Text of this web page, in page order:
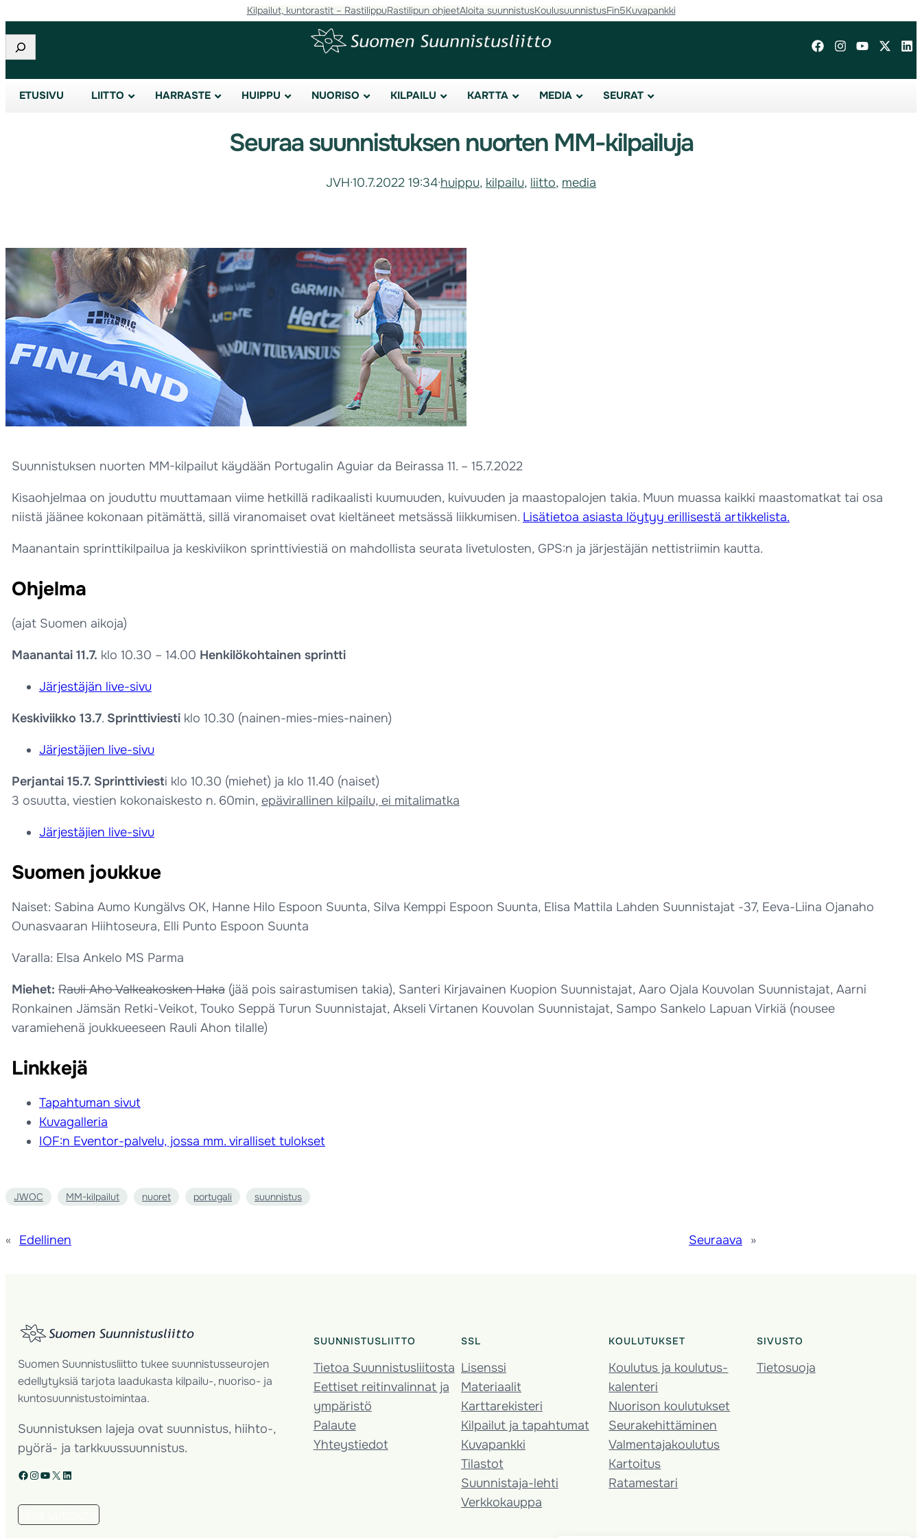
Kilpailut, kuntorastit – RastilippuRastilipun ohjeetAloita suunnistusKoulusuunnistusFin5Kuvapankki
Etsi
ETUSIVU LIITTO HARRASTE HUIPPU NUORISO KILPAILU KARTTA MEDIA SEURAT
Seuraa suunnistuksen nuorten MM-kilpailuja
JVH·10.7.2022 19:34·huippu, kilpailu, liitto, media
Suunnistuksen nuorten MM-kilpailut käydään Portugalin Aguiar da Beirassa 11. – 15.7.2022
Kisaohjelmaa on jouduttu muuttamaan viime hetkillä radikaalisti kuumuuden, kuivuuden ja maastopalojen takia. Muun muassa kaikki maastomatkat tai osa
niistä jäänee kokonaan pitämättä, sillä viranomaiset ovat kieltäneet metsässä liikkumisen. Lisätietoa asiasta löytyy erillisestä artikkelista.
Maanantain sprinttikilpailua ja keskiviikon sprinttiviestiä on mahdollista seurata livetulosten, GPS:n ja järjestäjän nettistriimin kautta.
Ohjelma
(ajat Suomen aikoja)
Maanantai 11.7. klo 10.30 – 14.00 Henkilökohtainen sprintti
Järjestäjän live-sivu
Keskiviikko 13.7. Sprinttiviesti klo 10.30 (nainen-mies-mies-nainen)
Järjestäjien live-sivu
Perjantai 15.7. Sprinttiviesti klo 10.30 (miehet) ja klo 11.40 (naiset)
3 osuutta, viestien kokonaiskesto n. 60min, epävirallinen kilpailu, ei mitalimatka
Järjestäjien live-sivu
Suomen joukkue
Naiset: Sabina Aumo Kungälvs OK, Hanne Hilo Espoon Suunta, Silva Kemppi Espoon Suunta, Elisa Mattila Lahden Suunnistajat -37, Eeva-Liina Ojanaho
Ounasvaaran Hiihtoseura, Elli Punto Espoon Suunta
Varalla: Elsa Ankelo MS Parma
Miehet: Rauli Aho Valkeakosken Haka (jää pois sairastumisen takia), Santeri Kirjavainen Kuopion Suunnistajat, Aaro Ojala Kouvolan Suunnistajat, Aarni
Ronkainen Jämsän Retki-Veikot, Touko Seppä Turun Suunnistajat, Akseli Virtanen Kouvolan Suunnistajat, Sampo Sankelo Lapuan Virkiä (nousee
varamiehenä joukkueeseen Rauli Ahon tilalle)
Linkkejä
Tapahtuman sivut
Kuvagalleria
IOF:n Eventor-palvelu, jossa mm. viralliset tulokset
JWOC MM-kilpailut nuoret portugali suunnistus
« Edellinen Seuraava »
Suomen Suunnistusliitto tukee suunnistusseurojen
edellytyksiä tarjota laadukasta kilpailu-, nuoriso- ja
kuntosuunnistustoimintaa.
Suunnistuksen lajeja ovat suunnistus, hiihto-,
pyörä- ja tarkkuussuunnistus.
Facebook Instagram YouTube X LinkedIn
SUUNNISTUSLIITTO
Tietoa Suunnistusliitosta
Eettiset reitinvalinnat ja
ympäristö
Palaute
Yhteystiedot
SSL
Lisenssi
Materiaalit
Karttarekisteri
Kilpailut ja tapahtumat
Kuvapankki
Tilastot
Suunnistaja-lehti
Verkkokauppa
KOULUTUKSET
Koulutus ja koulutus­
kalenteri
Nuorison koulutukset
Seura­kehittäminen
Valmentaja­koulutus
Kartoitus
Ratamestari
SIVUSTO
Tietosuoja